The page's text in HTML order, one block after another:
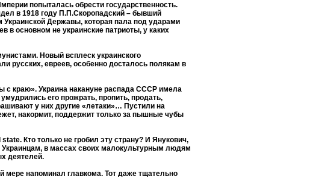
попыталась обрести государственность.
в 1918 году П.П.Скоропадский – бывший
Державы, которая пала под ударами
в основном не украинские патриоты, у каких
Новый всплеск украинского
русских, евреев, особенно досталось полякам в
с краю». Украина накануне распада СССР имела
его прожрать, пропить, продать,
у них другие «летаки»… Пустили на
накормит, поддержит только за пышные чубы
Кто только не гробил эту страну? И Янукович,
в массах своих малокультурным людям
деятелей.
мере напоминал главкома. Тот даже тщательно